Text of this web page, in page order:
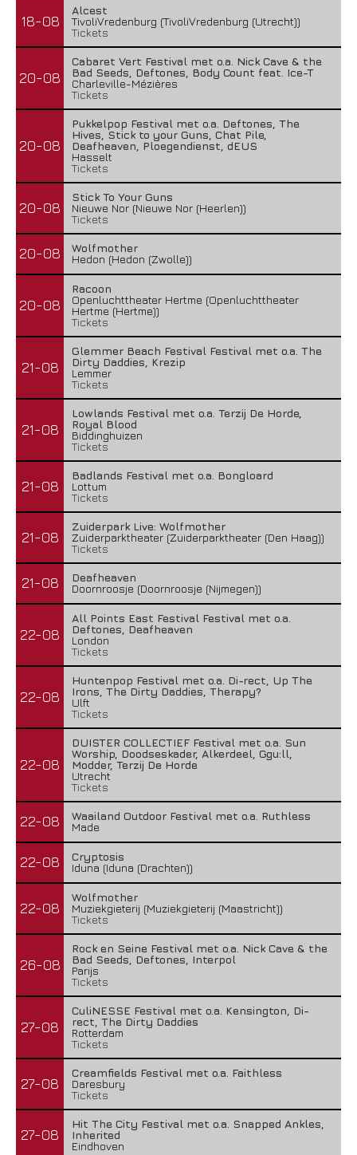
18-08
Alcest
TivoliVredenburg (TivoliVredenburg (Utrecht))
Tickets
20-08
Cabaret Vert Festival met o.a. Nick Cave & the
Bad Seeds, Deftones, Body Count feat. Ice-T
Charleville-Mézières
Tickets
20-08
Pukkelpop Festival met o.a. Deftones, The
Hives, Stick to your Guns, Chat Pile,
Deafheaven, Ploegendienst, dEUS
Hasselt
Tickets
20-08
Stick To Your Guns
Nieuwe Nor (Nieuwe Nor (Heerlen))
Tickets
20-08
Wolfmother
Hedon (Hedon (Zwolle))
20-08
Racoon
Openluchttheater Hertme (Openluchttheater
Hertme (Hertme))
Tickets
21-08
Glemmer Beach Festival Festival met o.a. The
Dirty Daddies, Krezip
Lemmer
Tickets
21-08
Lowlands Festival met o.a. Terzij De Horde,
Royal Blood
Biddinghuizen
Tickets
21-08
Badlands Festival met o.a. Bongloard
Lottum
Tickets
21-08
Zuiderpark Live: Wolfmother
Zuiderparktheater (Zuiderparktheater (Den Haag))
Tickets
21-08
Deafheaven
Doornroosje (Doornroosje (Nijmegen))
22-08
All Points East Festival Festival met o.a.
Deftones, Deafheaven
London
Tickets
22-08
Huntenpop Festival met o.a. Di-rect, Up The
Irons, The Dirty Daddies, Therapy?
Ulft
Tickets
22-08
DUISTER COLLECTIEF Festival met o.a. Sun
Worship, Doodseskader, Alkerdeel, Ggu:ll,
Modder, Terzij De Horde
Utrecht
Tickets
22-08
Waailand Outdoor Festival met o.a. Ruthless
Made
22-08
Cryptosis
Iduna (Iduna (Drachten))
22-08
Wolfmother
Muziekgieterij (Muziekgieterij (Maastricht))
Tickets
26-08
Rock en Seine Festival met o.a. Nick Cave & the
Bad Seeds, Deftones, Interpol
Parijs
Tickets
27-08
CuliNESSE Festival met o.a. Kensington, Di-
rect, The Dirty Daddies
Rotterdam
Tickets
27-08
Creamfields Festival met o.a. Faithless
Daresbury
Tickets
27-08
Hit The City Festival met o.a. Snapped Ankles,
Inherited
Eindhoven